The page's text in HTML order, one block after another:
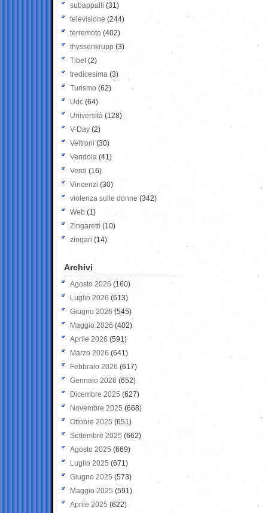
subappalti (31)
televisione(244)
terremoto (402)
thyssenkrupp (3)
Tibet(2)
tredicesima (3)
Turismo (62)
Udc (64)
Università (128)
V-Day (2)
Veltroni (30)
Vendola (41)
Verdi (16)
Vincenzi (30)
violenza sulle donne (342)
Web (1)
Zingaretti (10)
zingari (14)
Archivi
Agosto 2026 (160)
Luglio 2026 (613)
Giugno 2026 (545)
Maggio 2026 (402)
Aprile 2026 (591)
Marzo 2026 (641)
Febbraio 2026 (617)
Gennaio 2026 (652)
Dicembre 2025 (627)
Novembre 2025 (668)
Ottobre 2025 (651)
Settembre 2025 (662)
Agosto 2025 (669)
Luglio 2025 (671)
Giugno 2025 (573)
Maggio 2025 (591)
Aprile 2025 (622)